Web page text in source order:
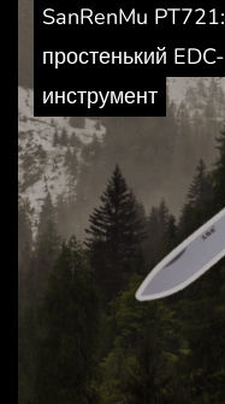
SanRenMu PT721:
простенький EDC-
инструмент